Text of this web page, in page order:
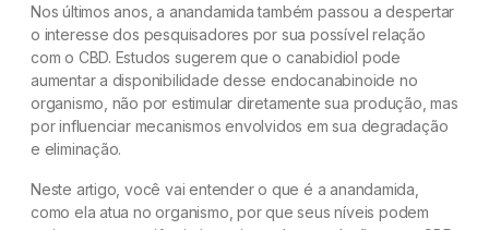
Referências
Dúvidas frequentes
Nos últimos anos, a anandamida também passou a despertar
o interesse dos pesquisadores por sua possível relação
com o CBD. Estudos sugerem que o canabidiol pode
aumentar a disponibilidade desse endocanabinoide no
organismo, não por estimular diretamente sua produção, mas
por influenciar mecanismos envolvidos em sua degradação
e eliminação.
Neste artigo, você vai entender o que é a anandamida,
como ela atua no organismo, por que seus níveis podem